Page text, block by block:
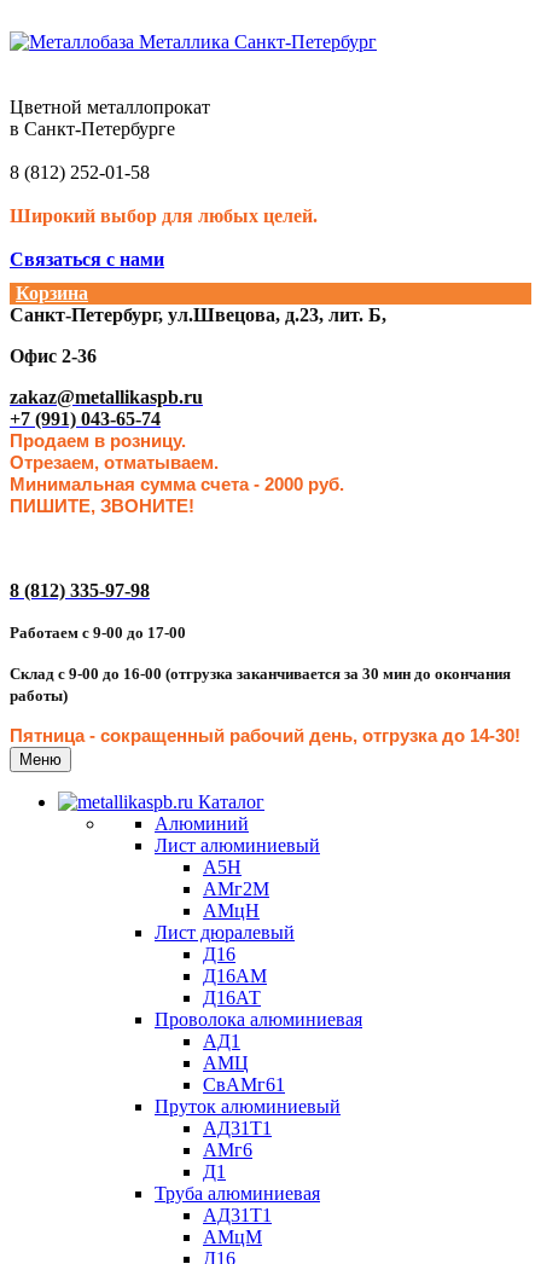
Цветной металлопрокат
в Санкт-Петербурге
8 (812) 252-01-58
Широкий выбор для любых целей.
Связаться с нами
Корзина
Санкт-Петербург, ул.Швецова, д.23, лит. Б,
Офис 2-36
zakaz@metallikaspb.ru
+7 (991) 043-65-74
Продаем в розницу.
Отрезаем, отматываем.
Минимальная сумма счета - 2000 руб.
ПИШИТЕ, ЗВОНИТЕ!
8 (812) 335-97-98
Работаем с 9-00 до 17-00
Склад с 9-00 до 16-00 (отгрузка заканчивается за 30 мин до окончания
работы)
Пятница - сокращенный рабочий день, отгрузка до 14-30!
Меню
Каталог
Алюминий
Лист алюминиевый
А5Н
АМг2М
АМцН
Лист дюралевый
Д16
Д16АМ
Д16АТ
Проволока алюминиевая
АД1
АМЦ
СвАМг61
Пруток алюминиевый
АД31Т1
АМг6
Д1
Труба алюминиевая
АД31Т1
АМцМ
Д16